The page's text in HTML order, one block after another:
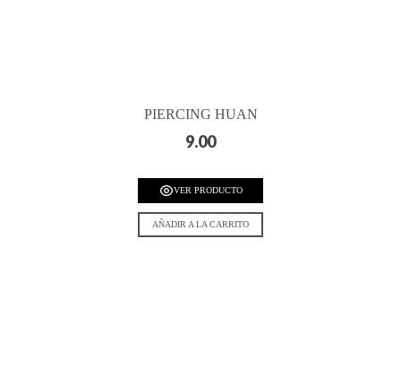
PIERCING HUAN
9.00
VER PRODUCTO
AÑADIR A LA CARRITO